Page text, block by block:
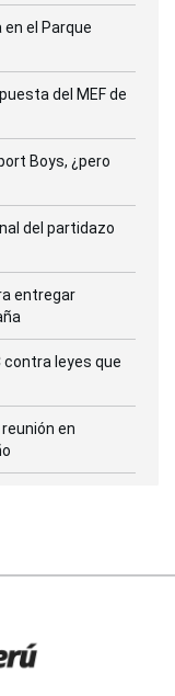
el Parque
del MEF de
Boys, ¿pero
del partidazo
entregar
contra leyes que
en